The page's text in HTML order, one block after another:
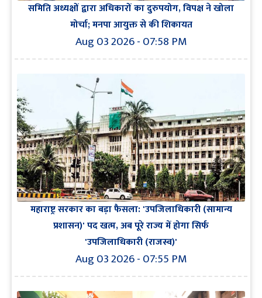
समिति अध्यक्षों द्वारा अधिकारों का दुरुपयोग, विपक्ष ने खोला
मोर्चा; मनपा आयुक्त से की शिकायत
Aug 03 2026 - 07:58 PM
महाराष्ट्र सरकार का बड़ा फैसला: 'उपजिलाधिकारी (सामान्य
प्रशासन)' पद खत्म, अब पूरे राज्य में होगा सिर्फ
'उपजिलाधिकारी (राजस्व)'
Aug 03 2026 - 07:55 PM